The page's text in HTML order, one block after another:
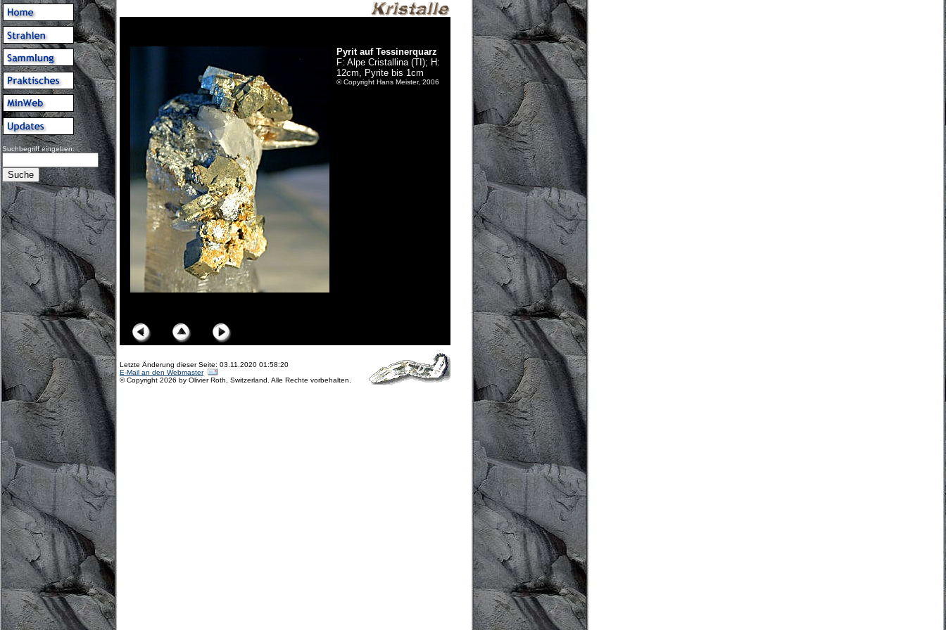
Suchbegriff eingeben:
Pyrit auf Tessinerquarz
F: Alpe Cristallina (TI); H:
12cm, Pyrite bis 1cm
© Copyright Hans Meister, 2006
Letzte Änderung dieser Seite: 03.11.2020 01:58:20
E-Mail an den Webmaster
© Copyright 2026 by Olivier Roth, Switzerland. Alle Rechte vorbehalten.